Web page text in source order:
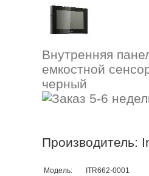
Внутренняя
емкостной
черный
Производитель:
Модель: ITR662-0001